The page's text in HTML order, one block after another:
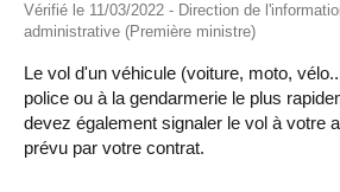
Vérifié le 11/03/2022 - Direction de
administrative (Première ministre)
Le vol d'un véhicule (voiture, moto,
police ou à la gendarmerie le plus
devez également signaler le vol à votre
prévu par votre contrat.